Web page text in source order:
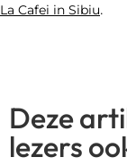
La Cafei in Sibiu.
Deze
lezers